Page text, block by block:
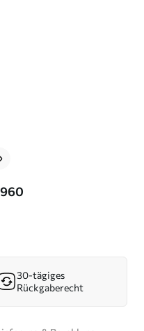
30-tägiges
Rückgaberecht